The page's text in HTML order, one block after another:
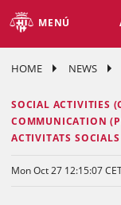
MENÚ
HOME NEWS
SOCIAL ACTIVITIES
COMMUNICATION
ACTIVITATS
Mon Oct 27 12:15:07